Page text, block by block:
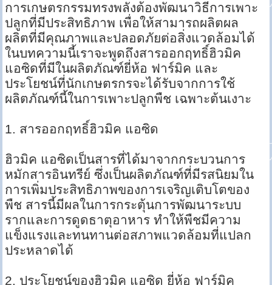
การเกษตรกรรมทรงพลังต้องพัฒนาวิธีการเพาะ
ปลูกที่มีประสิทธิภาพ เพื่อให้สามารถผลิตผล
ผลิตที่มีคุณภาพและปลอดภัยต่อสิ่งแวดล้อมได้
ในบทความนี้เราจะพูดถึงสารออกฤทธิ์ฮิวมิค
แอซิดที่มีในผลิตภัณฑ์ยี่ห้อ ฟาร์มิค และ
ประโยชน์ที่นักเกษตรกรจะได้รับจากการใช้
ผลิตภัณฑ์นี้ในการเพาะปลูกพืช เฉพาะต้นเงาะ
1. สารออกฤทธิ์ฮิวมิค แอซิด
ฮิวมิค แอซิดเป็นสารที่ได้มาจากกระบวนการ
หมักสารอินทรีย์ ซึ่งเป็นผลิตภัณฑ์ที่มีรสนิยมใน
การเพิ่มประสิทธิภาพของการเจริญเติบโตของ
พืช สารนี้มีผลในการกระตุ้นการพัฒนาระบบ
รากและการดูดธาตุอาหาร ทำให้พืชมีความ
แข็งแรงและทนทานต่อสภาพแวดล้อมที่แปลก
ประหลาดได้
2. ประโยชน์ของฮิวมิค แอซิด ยี่ห้อ ฟาร์มิค